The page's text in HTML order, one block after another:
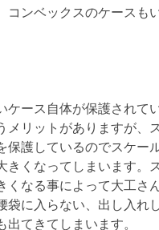
ンベックスのケースも
ケース自体が保護されて
メリットがありますが
保護しているのでスケ
きくなってしまいます
くなる事によって大工さ
袋に入らない、出し入れ
出てきてしまいます。